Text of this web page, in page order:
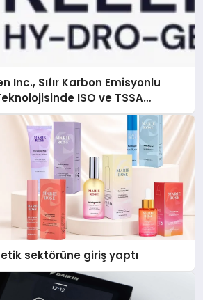
Inc., Sıfır Karbon Emisyonlu
ISO ve TSSA
Aldı
sektörüne giriş yaptı